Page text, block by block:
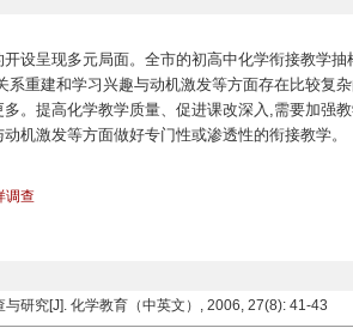
设呈现多元局面。全市的初高中化学衔接教学
系重建和学习兴趣与动机激发等方面存在比较复
。提高化学教学质量、促进课改深入,需要加强
机激发等方面做好专门性或渗透性的衔接教学。
调查
研究[J]. 化学教育（中英文）, 2006, 27(8): 41-43